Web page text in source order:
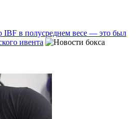
IBF в полусреднем весе — это был
ивента